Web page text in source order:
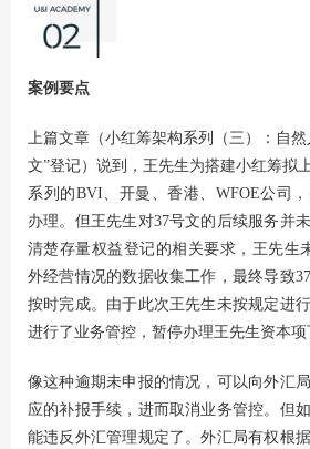
案例要点
上篇文章（小红筹架构系列（三）：自
文”登记）说到，王先生为搭建小红筹拟
系列的BVI、开曼、香港、WFOE公司
办理。但王先生对37号文的后续服务并
清楚存量权益登记的相关要求，王先生
外经营情况的数据收集工作，最终导致
按时完成。由于此次王先生未按规定进
进行了业务管控，暂停办理王先生资本项
像这种逾期未申报的情况，可以向外汇
应的补报手续，进而取消业务管控。但
能违反外汇管理规定了。外汇局有权根